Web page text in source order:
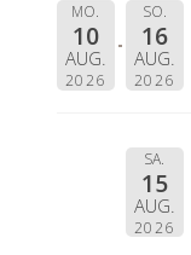
MO.
10
AUG.
2026
SO.
16
AUG.
2026
SA.
15
AUG.
2026